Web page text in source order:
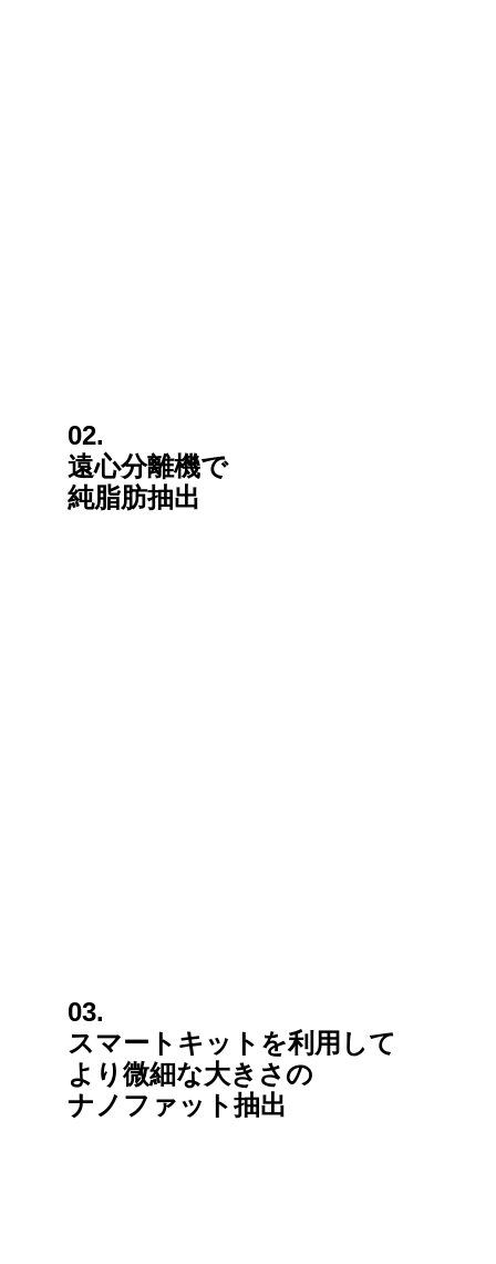
02.
遠心分離機で
純脂肪抽出
03.
スマートキットを利用して
より微細な大きさの
ナノファット抽出